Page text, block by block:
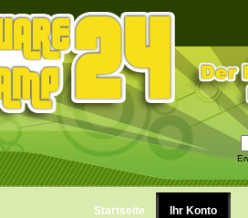
Startseite Ihr Konto